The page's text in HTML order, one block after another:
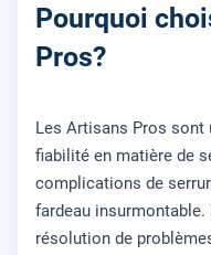
Pourquoi
Pros?
Les Artisans Pros sont
fiabilité en matière de
complications de
fardeau
résolution de